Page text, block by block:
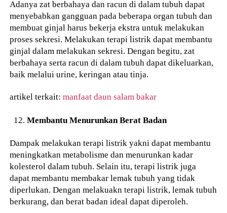
Adanya zat berbahaya dan racun di dalam tubuh dapat
menyebabkan gangguan pada beberapa organ tubuh dan
membuat ginjal harus bekerja ekstra untuk melakukan
proses sekresi. Melakukan terapi listrik dapat membantu
ginjal dalam melakukan sekresi. Dengan begitu, zat
berbahaya serta racun di dalam tubuh dapat dikeluarkan,
baik melalui urine, keringan atau tinja.
artikel terkait:manfaat daun salam bakar
Membantu Menurunkan Berat Badan
Dampak melakukan terapi listrik yakni dapat membantu
meningkatkan metabolisme dan menurunkan kadar
kolesterol dalam tubuh. Selain itu, terapi listrik juga
dapat membantu membakar lemak tubuh yang tidak
diperlukan. Dengan melakuakn terapi listrik, lemak tubuh
berkurang, dan berat badan ideal dapat diperoleh.